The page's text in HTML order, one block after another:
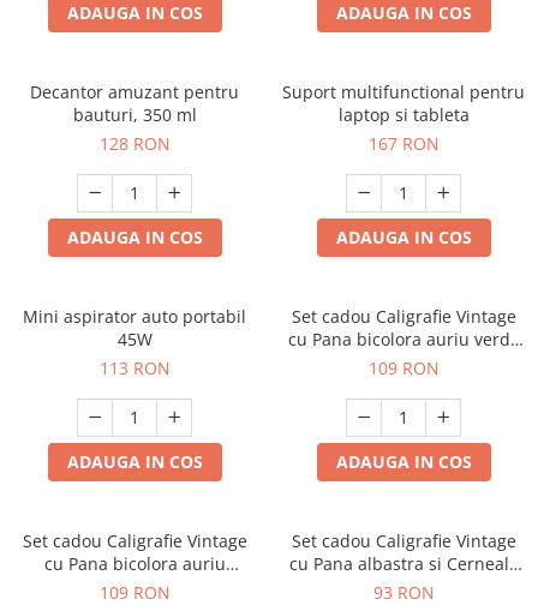
ADAUGA IN COS ADAUGA IN COS
Decantor amuzant pentru
bauturi, 350 ml
128 RON
ADAUGA IN COS
Suport multifunctional pentru
laptop si tableta
167 RON
ADAUGA IN COS
Mini aspirator auto portabil
45W
113 RON
ADAUGA IN COS
Set cadou Caligrafie Vintage
cu Pana bicolora auriu verde
si Accesorii pentru Sigiliu, 5
109 RON
ADAUGA IN COS
Set cadou Caligrafie Vintage
cu Pana bicolora auriu
albastru si Accesorii pentru
109 RON
Set cadou Caligrafie Vintage
cu Pana albastra si Cerneala
si Accesorii, 7 piese
93 RON